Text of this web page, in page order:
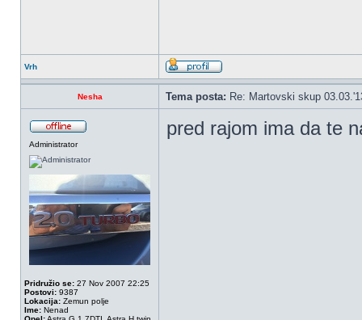
Vrh
Nesha Tema posta: Re: Martovski skup
Administrator
Pridružio se: 27 Nov 2007 22:25
Postovi: 9387
Lokacija: Zemun polje
Ime: Nenad
pred rajom ima da te